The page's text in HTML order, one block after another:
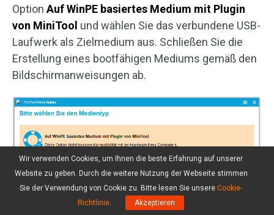
Option Auf WinPE basiertes Medium mit Plugin
von MiniTool und wählen Sie das verbundene USB-
Laufwerk als Zielmedium aus. Schließen Sie die
Erstellung eines bootfähigen Mediums gemäß den
Bildschirmanweisungen ab.
Wir verwenden Cookies, um Ihnen die beste Erfahrung auf unserer
Website zu geben. Durch die weitere Nutzung der Webseite stimmen
Sie der Verwendung von Cookie zu. Bitte lesen Sie unsere Cookie-
Richtlinie. Akzeptieren